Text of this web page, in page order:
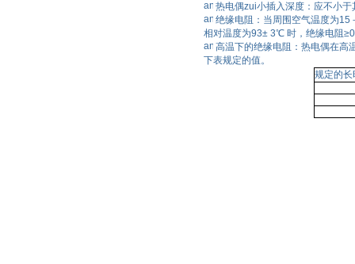
热电偶zui小插入深度：应不小于
绝缘电阻：当周围空气温度为15
相对温度为93± 3℃ 时，绝缘电阻
高温下的绝缘电阻：热电偶在高
下表规定的值。
规定的